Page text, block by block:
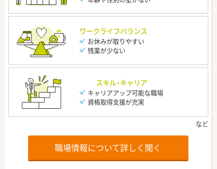
ワークライフバランス
お休みが取りやすい
残業が少ない
スキル・キャリア
キャリアアップ可能な職場
資格取得支援が充実
職場情報について詳しく聞く